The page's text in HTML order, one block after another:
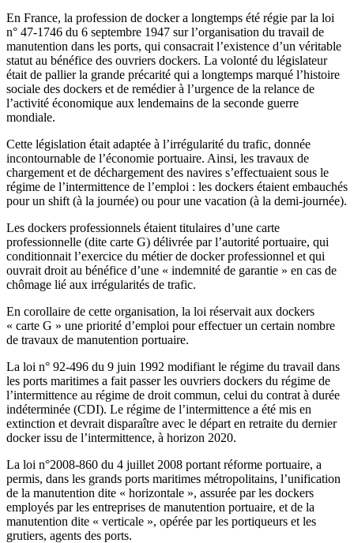
En France, la profession de docker a longtemps été régie par la loi
n° 47-1746 du 6 septembre 1947 sur l’organisation du travail de
manutention dans les ports, qui consacrait l’existence d’un véritable
statut au bénéfice des ouvriers dockers. La volonté du législateur
était de pallier la grande précarité qui a longtemps marqué l’histoire
sociale des dockers et de remédier à l’urgence de la relance de
l’activité économique aux lendemains de la seconde guerre
mondiale.
Cette législation était adaptée à l’irrégularité du trafic, donnée
incontournable de l’économie portuaire. Ainsi, les travaux de
chargement et de déchargement des navires s’effectuaient sous le
régime de l’intermittence de l’emploi : les dockers étaient embauchés
pour un shift (à la journée) ou pour une vacation (à la demi-journée).
Les dockers professionnels étaient titulaires d’une carte
professionnelle (dite carte G) délivrée par l’autorité portuaire, qui
conditionnait l’exercice du métier de docker professionnel et qui
ouvrait droit au bénéfice d’une « indemnité de garantie » en cas de
chômage lié aux irrégularités de trafic.
En corollaire de cette organisation, la loi réservait aux dockers
« carte G » une priorité d’emploi pour effectuer un certain nombre
de travaux de manutention portuaire.
La loi n° 92-496 du 9 juin 1992 modifiant le régime du travail dans
les ports maritimes a fait passer les ouvriers dockers du régime de
l’intermittence au régime de droit commun, celui du contrat à durée
indéterminée (CDI). Le régime de l’intermittence a été mis en
extinction et devrait disparaître avec le départ en retraite du dernier
docker issu de l’intermittence, à horizon 2020.
La loi n°2008-860 du 4 juillet 2008 portant réforme portuaire, a
permis, dans les grands ports maritimes métropolitains, l’unification
de la manutention dite « horizontale », assurée par les dockers
employés par les entreprises de manutention portuaire, et de la
manutention dite « verticale », opérée par les portiqueurs et les
grutiers, agents des ports.